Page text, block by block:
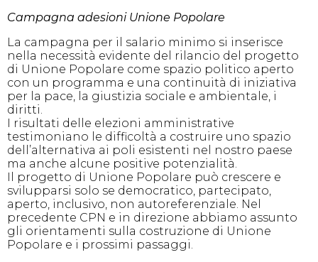
Campagna adesioni Unione Popolare
La campagna per il salario minimo si inserisce
nella necessità evidente del rilancio del progetto
di Unione Popolare come spazio politico aperto
con un programma e una continuità di iniziativa
per la pace, la giustizia sociale e ambientale, i
diritti.
I risultati delle elezioni amministrative
testimoniano le difficoltà a costruire uno spazio
dell’alternativa ai poli esistenti nel nostro paese
ma anche alcune positive potenzialità.
Il progetto di Unione Popolare può crescere e
svilupparsi solo se democratico, partecipato,
aperto, inclusivo, non autoreferenziale. Nel
precedente CPN e in direzione abbiamo assunto
gli orientamenti sulla costruzione di Unione
Popolare e i prossimi passaggi.